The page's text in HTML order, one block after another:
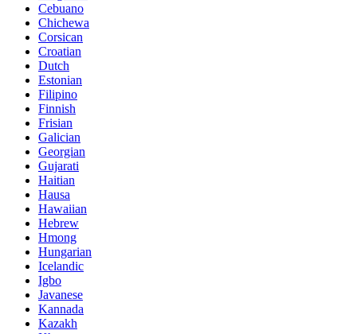
Cebuano
Chichewa
Corsican
Croatian
Dutch
Estonian
Filipino
Finnish
Frisian
Galician
Georgian
Gujarati
Haitian
Hausa
Hawaiian
Hebrew
Hmong
Hungarian
Icelandic
Igbo
Javanese
Kannada
Kazakh